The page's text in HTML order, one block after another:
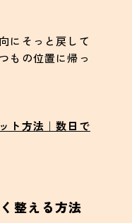
にそっと戻して
もの位置に帰っ
ト方法｜数日で
整える方法